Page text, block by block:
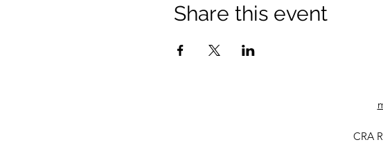
Share this event
CRA